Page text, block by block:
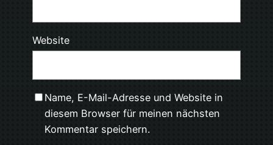
Website
Name, E-Mail-Adresse und Website in
diesem Browser für meinen nächsten
Kommentar speichern.